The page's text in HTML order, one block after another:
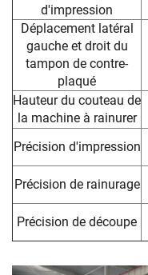
d'impression
Déplacement latéral
gauche et droit du
tampon de contre-
plaqué
Hauteur du couteau de
la machine à rainurer
Précision d'impression
Précision de rainurage
Précision de découpe